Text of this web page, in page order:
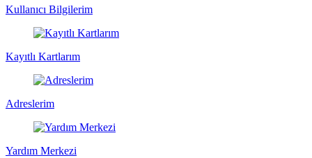
Kullanıcı Bilgilerim
Kayıtlı Kartlarım
Adreslerim
Yardım Merkezi